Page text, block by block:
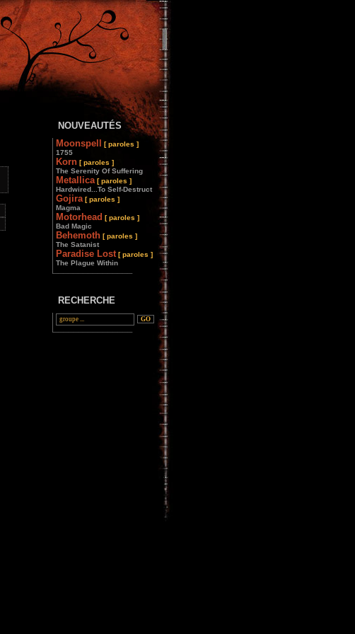
NOUVEAUTÉS
Moonspell
[ paroles ]
1755
Korn [ paroles ]
The Serenity Of Suffering
Metallica [ paroles ]
Hardwired...To Self-Destruct
Gojira [ paroles ]
Magma
Motorhead [ paroles ]
Bad Magic
Behemoth [ paroles ]
The Satanist
Paradise Lost [ paroles ]
The Plague Within
________________
RECHERCHE
________________